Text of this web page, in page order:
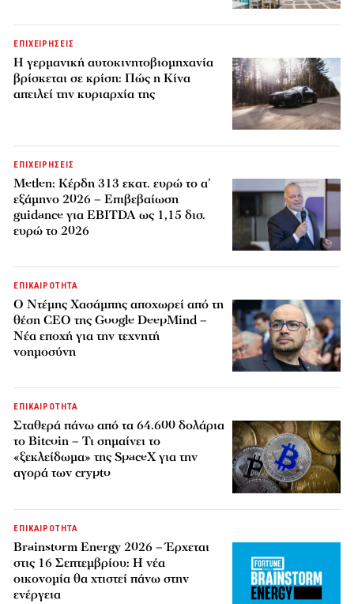
ΕΠΙΧΕΙΡΗΣΕΙΣ
Η γερμανική αυτοκινητοβιομηχανία
βρίσκεται σε κρίση: Πώς η Κίνα
απειλεί την κυριαρχία της
ΕΠΙΧΕΙΡΗΣΕΙΣ
Metlen: Κέρδη 313 εκατ. ευρώ το α’
εξάμηνο 2026 – Επιβεβαίωση
guidance για EBITDA ως 1,15 δισ.
ευρώ το 2026
ΕΠΙΚΑΙΡΟΤΗΤΑ
Ο Ντέμης Χασάμπης αποχωρεί από τη
θέση CEO της Google DeepMind –
Νέα εποχή για την τεχνητή
νοημοσύνη
ΕΠΙΚΑΙΡΟΤΗΤΑ
Σταθερά πάνω από τα 64.600 δολάρια
το Bitcoin – Τι σημαίνει το
«ξεκλείδωμα» της SpaceX για την
αγορά των crypto
ΕΠΙΚΑΙΡΟΤΗΤΑ
Brainstorm Energy 2026 – Έρχεται
στις 16 Σεπτεμβρίου: Η νέα
οικονομία θα χτιστεί πάνω στην
ενέργεια